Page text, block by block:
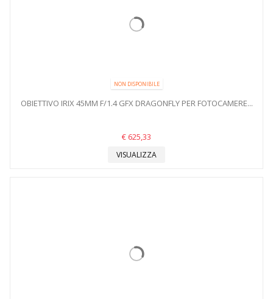
NON DISPONIBILE
OBIETTIVO IRIX 45MM F/1.4 GFX DRAGONFLY PER FOTOCAMERE...
€ 625,33
VISUALIZZA